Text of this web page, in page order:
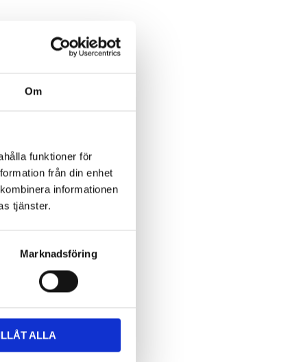
Om
funktioner för
från din enhet
informationen
tjänster.
Marknadsföring
ALLA